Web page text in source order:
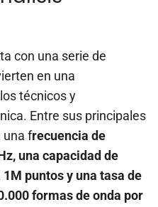
con una serie de
en una
técnicos y
Entre sus principales
una frecuencia de
una capacidad de
puntos y una tasa de
formas de onda por